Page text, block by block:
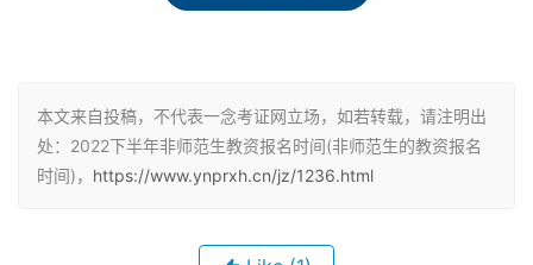
5、中等职业学校实习指导教师资格，应当具备中等职业学
校毕业及以上学历，并应当具有相当助理工程师以上专业技
术职务或中级以上工人技术等级。
教资考试在哪里报名
本文来自投稿，不代表一念考证网立场，如若转载，请注明出
处：2022下半年非师范生教资报名时间(非师范生的教资报名
时间)， https://www.ynprxh.cn/jz/1236.html